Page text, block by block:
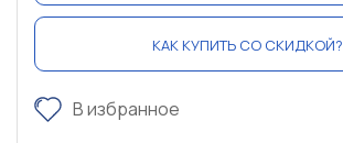
КАК КУПИТЬ СО СКИДКОЙ?
В избранное